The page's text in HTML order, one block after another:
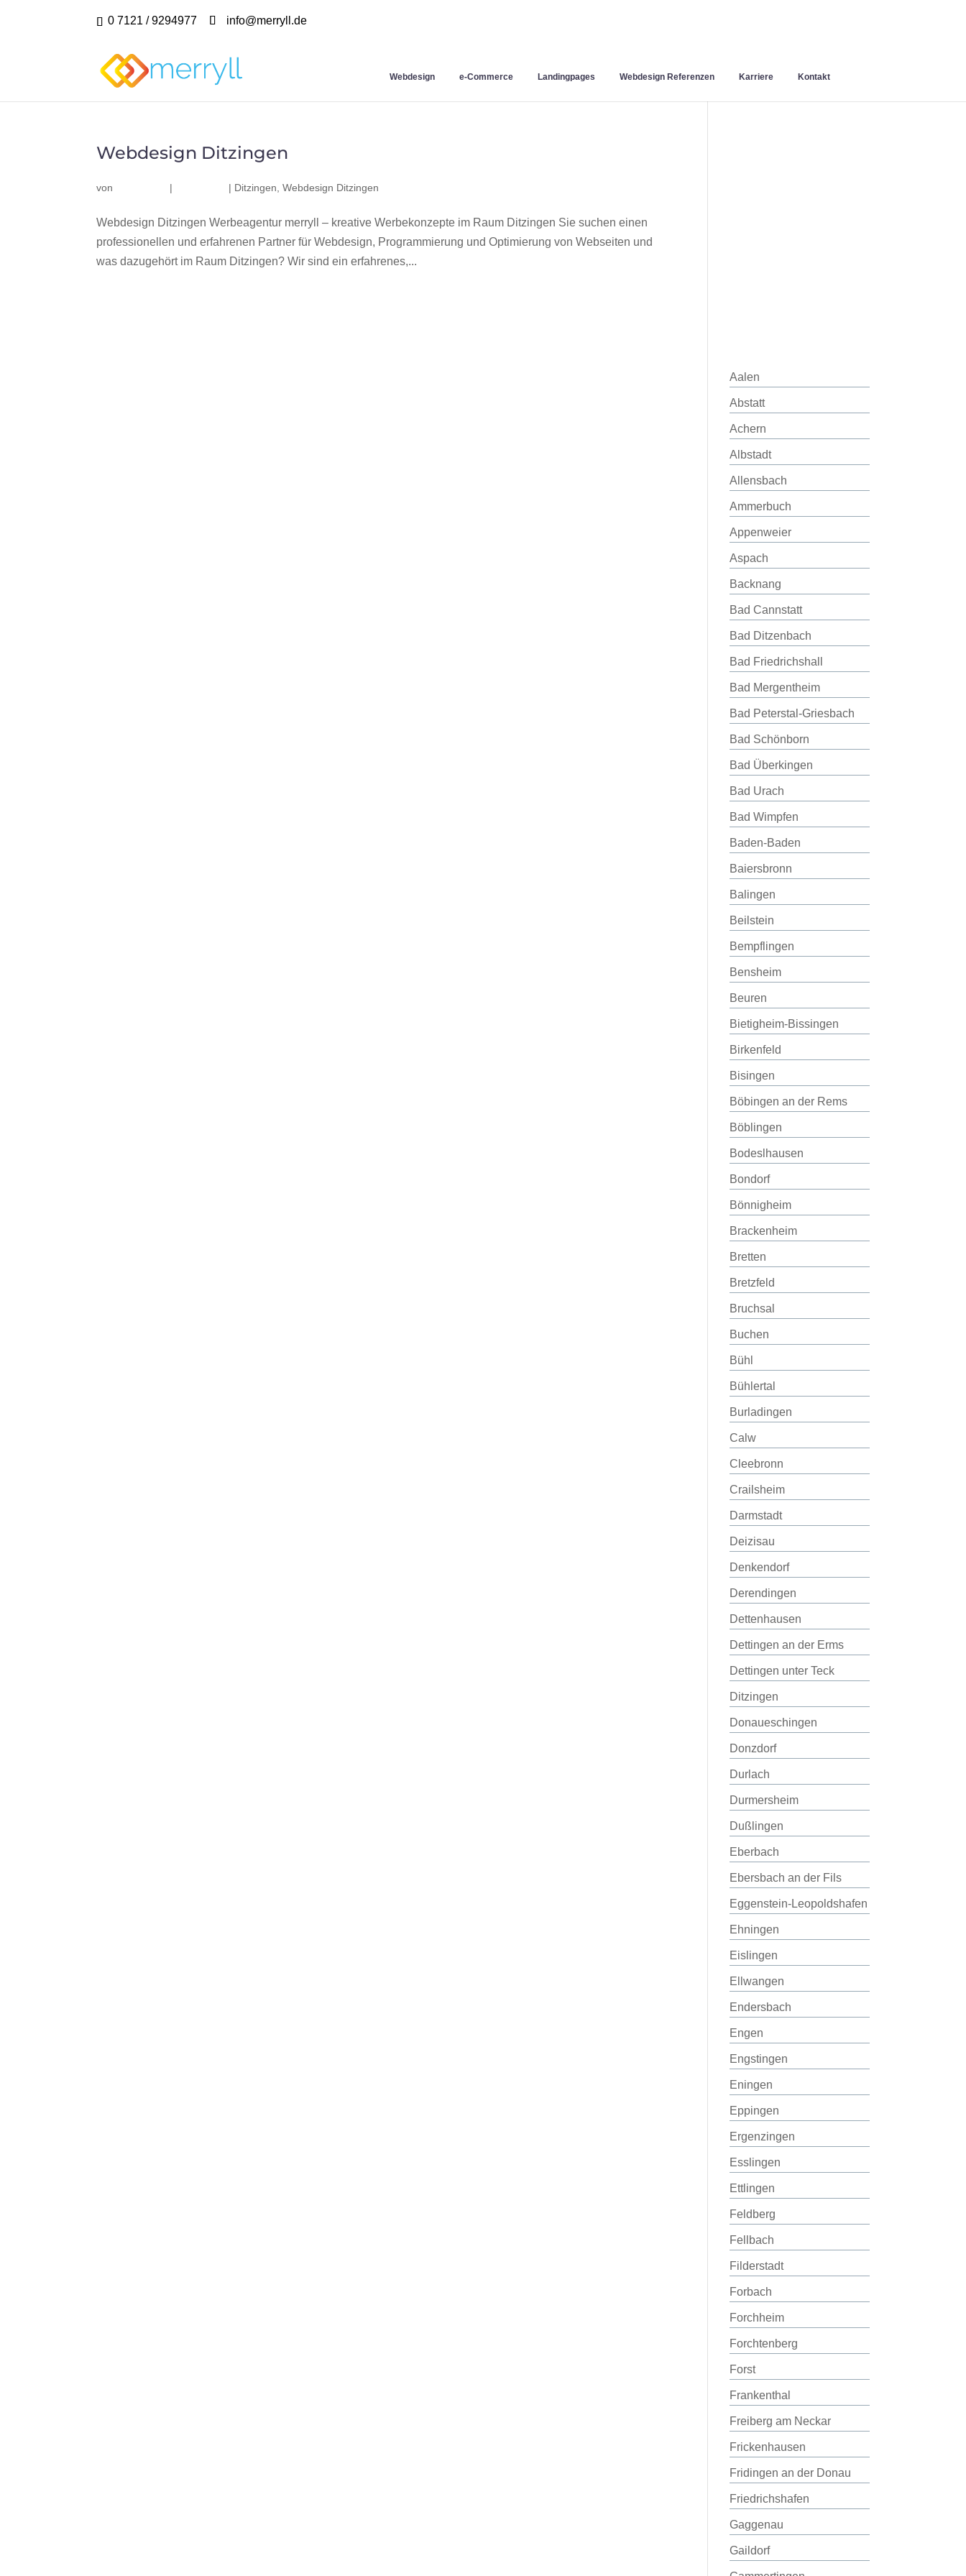
0 7121 / 9294977 info@merryll.de
Webdesign e-Commerce Landingpages Webdesign Referenzen Karriere Kontakt
Webdesign Ditzingen
von | | Ditzingen ,Webdesign Ditzingen
Webdesign Ditzingen Werbeagentur merryll – kreative Werbekonzepte im Raum Ditzingen Sie suchen einen
professionellen und erfahrenen Partner für Webdesign, Programmierung und Optimierung von Webseiten und
was dazugehört im Raum Ditzingen? Wir sind ein erfahrenes,...
Aalen
Abstatt
Achern
Albstadt
Allensbach
Ammerbuch
Appenweier
Aspach
Backnang
Bad Cannstatt
Bad Ditzenbach
Bad Friedrichshall
Bad Mergentheim
Bad Peterstal-Griesbach
Bad Schönborn
Bad Überkingen
Bad Urach
Bad Wimpfen
Baden-Baden
Baiersbronn
Balingen
Beilstein
Bempflingen
Bensheim
Beuren
Bietigheim-Bissingen
Birkenfeld
Bisingen
Böbingen an der Rems
Böblingen
Bodeslhausen
Bondorf
Bönnigheim
Brackenheim
Bretten
Bretzfeld
Bruchsal
Buchen
Bühl
Bühlertal
Burladingen
Calw
Cleebronn
Crailsheim
Darmstadt
Deizisau
Denkendorf
Derendingen
Dettenhausen
Dettingen an der Erms
Dettingen unter Teck
Ditzingen
Donaueschingen
Donzdorf
Durlach
Durmersheim
Dußlingen
Eberbach
Ebersbach an der Fils
Eggenstein-Leopoldshafen
Ehningen
Eislingen
Ellwangen
Endersbach
Engen
Engstingen
Eningen
Eppingen
Ergenzingen
Esslingen
Ettlingen
Feldberg
Fellbach
Filderstadt
Forbach
Forchheim
Forchtenberg
Forst
Frankenthal
Freiberg am Neckar
Frickenhausen
Fridingen an der Donau
Friedrichshafen
Gaggenau
Gaildorf